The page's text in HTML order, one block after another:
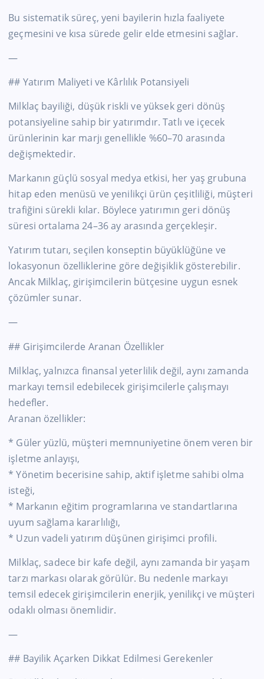
Bu sistematik süreç, yeni bayilerin hızla faaliyete
geçmesini ve kısa sürede gelir elde etmesini sağlar.
—
## Yatırım Maliyeti ve Kârlılık Potansiyeli
Milklaç bayiliği, düşük riskli ve yüksek geri dönüş
potansiyeline sahip bir yatırımdır. Tatlı ve içecek
ürünlerinin kar marjı genellikle %60–70 arasında
değişmektedir.
Markanın güçlü sosyal medya etkisi, her yaş grubuna
hitap eden menüsü ve yenilikçi ürün çeşitliliği, müşteri
trafiğini sürekli kılar. Böylece yatırımın geri dönüş
süresi ortalama 24–36 ay arasında gerçekleşir.
Yatırım tutarı, seçilen konseptin büyüklüğüne ve
lokasyonun özelliklerine göre değişiklik gösterebilir.
Ancak Milklaç, girişimcilerin bütçesine uygun esnek
çözümler sunar.
—
## Girişimcilerde Aranan Özellikler
Milklaç, yalnızca finansal yeterlilik değil, aynı zamanda
markayı temsil edebilecek girişimcilerle çalışmayı
hedefler.
Aranan özellikler:
* Güler yüzlü, müşteri memnuniyetine önem veren bir
işletme anlayışı,
* Yönetim becerisine sahip, aktif işletme sahibi olma
isteği,
* Markanın eğitim programlarına ve standartlarına
uyum sağlama kararlılığı,
* Uzun vadeli yatırım düşünen girişimci profili.
Milklaç, sadece bir kafe değil, aynı zamanda bir yaşam
tarzı markası olarak görülür. Bu nedenle markayı
temsil edecek girişimcilerin enerjik, yenilikçi ve müşteri
odaklı olması önemlidir.
—
## Bayilik Açarken Dikkat Edilmesi Gerekenler